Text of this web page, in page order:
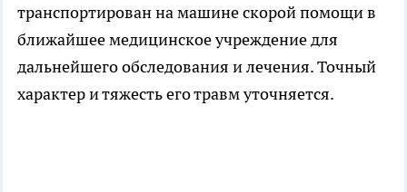
транспортирован на машине скорой помощи в
ближайшее медицинское учреждение для
дальнейшего обследования и лечения. Точный
характер и тяжесть его травм уточняется.